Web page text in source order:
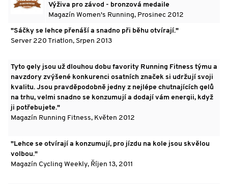
Výživa pro závod - bronzová medaile
Magazín Women's Running, Prosinec 2012
"Sáčky se lehce přenáší a snadno při běhu otvírají."
Server 220 Triatlon, Srpen 2013
Tyto gely jsou už dlouhou dobu favority Running Fitness týmu a
navzdory zvýšené konkurenci osatních značek si udržují svoji
kvalitu. Jsou pravděpodobně jedny z nejlépe chutnajících gelů
na trhu, velmi snadno se konzumují a dodají vám energii, když
ji potřebujete."
Magazín Running Fitness, Květen 2012
"Lehce se otvírají a konzumují, pro jízdu na kole jsou skvělou
volbou."
Magazín Cycling Weekly, Říjen 13, 2011